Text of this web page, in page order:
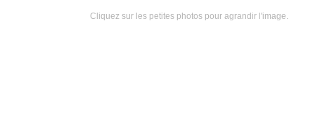
Cliquez sur les petites photos pour agrandir l'image.